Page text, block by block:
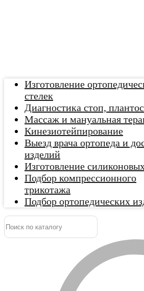
Изготовление
стелек
Диагностика стоп,
Массаж и мануальная
Кинезиотейпирование
Выезд врача ортопеда и
изделий
Изготовление
Подбор компрессионного
трикотажа
Подбор ортопедических